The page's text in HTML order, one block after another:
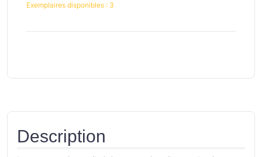
Exemplaires disponibles : 3
Description